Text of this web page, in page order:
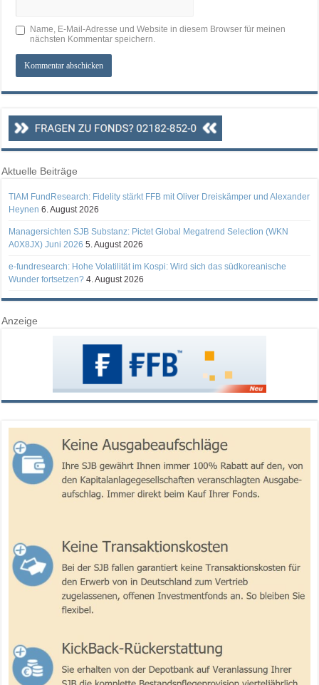
Name, E-Mail-Adresse und Website in diesem Browser für meinen
nächsten Kommentar speichern.
Aktuelle Beiträge
TIAM FundResearch: Fidelity stärkt FFB mit Oliver Dreiskämper und Alexander
Heynen 6. August 2026
Managersichten SJB Substanz: Pictet Global Megatrend Selection (WKN
A0X8JX) Juni 2026 5. August 2026
e-fundresearch: Hohe Volatilität im Kospi: Wird sich das südkoreanische
Wunder fortsetzen? 4. August 2026
Anzeige